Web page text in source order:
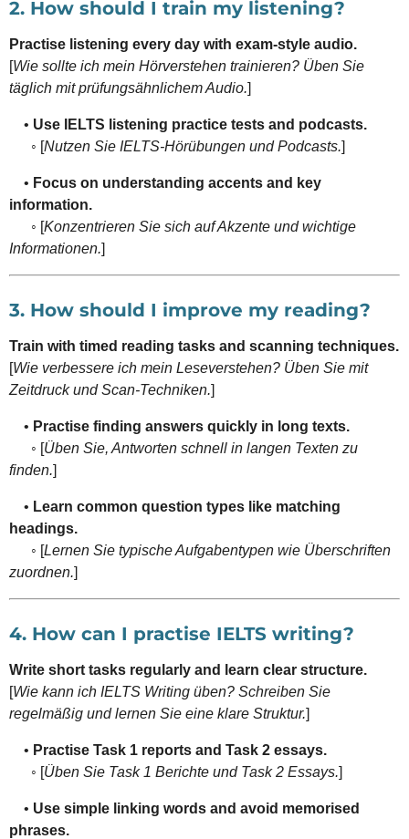
2. How should I train my listening?
Practise listening every day with exam-style audio.
[Wie sollte ich mein Hörverstehen trainieren? Üben Sie
täglich mit prüfungsähnlichem Audio.]
• Use IELTS listening practice tests and podcasts.
◦ [Nutzen Sie IELTS-Hörübungen und Podcasts.]
• Focus on understanding accents and key
information.
◦ [Konzentrieren Sie sich auf Akzente und wichtige
Informationen.]
3. How should I improve my reading?
Train with timed reading tasks and scanning techniques.
[Wie verbessere ich mein Leseverstehen? Üben Sie mit
Zeitdruck und Scan-Techniken.]
• Practise finding answers quickly in long texts.
◦ [Üben Sie, Antworten schnell in langen Texten zu
finden.]
• Learn common question types like matching
headings.
◦ [Lernen Sie typische Aufgabentypen wie Überschriften
zuordnen.]
4. How can I practise IELTS writing?
Write short tasks regularly and learn clear structure.
[Wie kann ich IELTS Writing üben? Schreiben Sie
regelmäßig und lernen Sie eine klare Struktur.]
• Practise Task 1 reports and Task 2 essays.
◦ [Üben Sie Task 1 Berichte und Task 2 Essays.]
• Use simple linking words and avoid memorised
phrases.